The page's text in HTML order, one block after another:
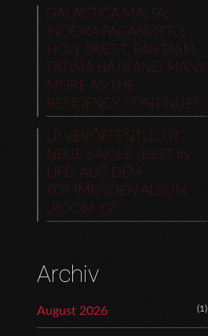
GALACTICA MALTA:
INDORA PAGANOTTO,
HOLY PRIEST, FANTASM,
FATIMA HAJJI AND MANY
MORE AS THE
RESIDENCY CONTINUES
LP VERÖFFENTLICHT
NEUE SINGLE „BEST IN
LIFE“ AUS DEM
KOMMENDEN ALBUM
„ROOM 12“
Archiv
August 2026 (1)